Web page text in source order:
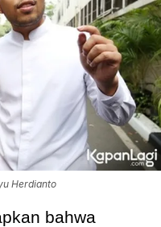
Herdianto
bahwa